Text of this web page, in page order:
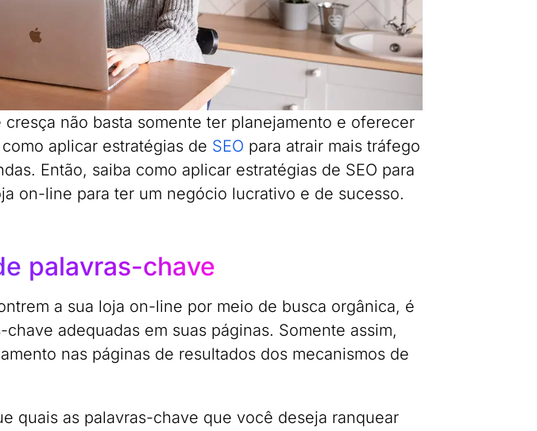
não basta somente ter planejamento e oferecer
aplicar estratégias de SEO para atrair mais tráfego
Então, saiba como aplicar estratégias de SEO para
on-line para ter um negócio lucrativo e de sucesso.
palavras-chave
a sua loja on-line por meio de busca orgânica, é
adequadas em suas páginas. Somente assim,
nas páginas de resultados dos mecanismos de
quais as palavras-chave que você deseja ranquear